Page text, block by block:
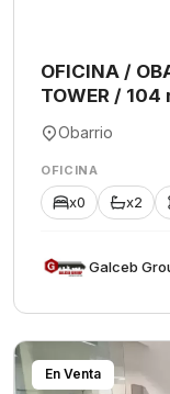
OFICINA /
TOWER / 104
Obarrio
OFICINA
x0 x2
En Venta